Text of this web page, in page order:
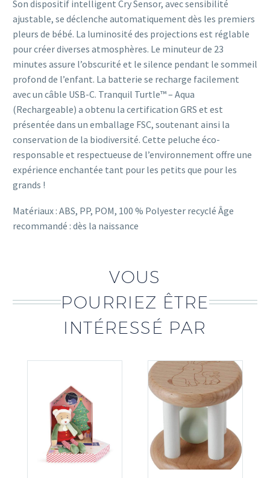
Son dispositif intelligent Cry Sensor, avec sensibilité
ajustable, se déclenche automatiquement dès les premiers
pleurs de bébé. La luminosité des projections est réglable
pour créer diverses atmosphères. Le minuteur de 23
minutes assure l’obscurité et le silence pendant le sommeil
profond de l’enfant. La batterie se recharge facilement
avec un câble USB-C. Tranquil Turtle™ – Aqua
(Rechargeable) a obtenu la certification GRS et est
présentée dans un emballage FSC, soutenant ainsi la
conservation de la biodiversité. Cette peluche éco-
responsable et respectueuse de l’environnement offre une
expérience enchantée tant pour les petits que pour les
grands !
Matériaux : ABS, PP, POM, 100 % Polyester recyclé Âge
recommandé : dès la naissance
VOUS
POURRIEZ ÊTRE
INTÉRESSÉ PAR